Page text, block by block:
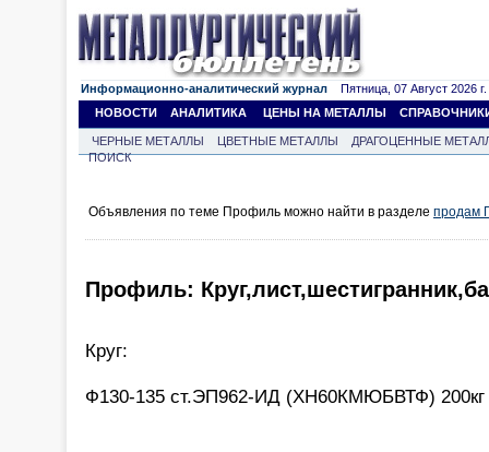
Информационно-аналитический журнал Пятница, 07 Август 2026 г.
НОВОСТИ
АНАЛИТИКА ЦЕНЫ НА МЕТАЛЛЫ
ЧЕРНЫЕ МЕТАЛЛЫ ЦВЕТНЫЕ МЕТАЛЛЫ
ДРАГОЦЕННЫЕ
ПОИСК
Объявления по теме Профиль можно найти в разделе продам
Профиль:
Круг:
Ф130-135 ст.ЭП962-ИД (ХН60КМЮБВТФ) 200кг